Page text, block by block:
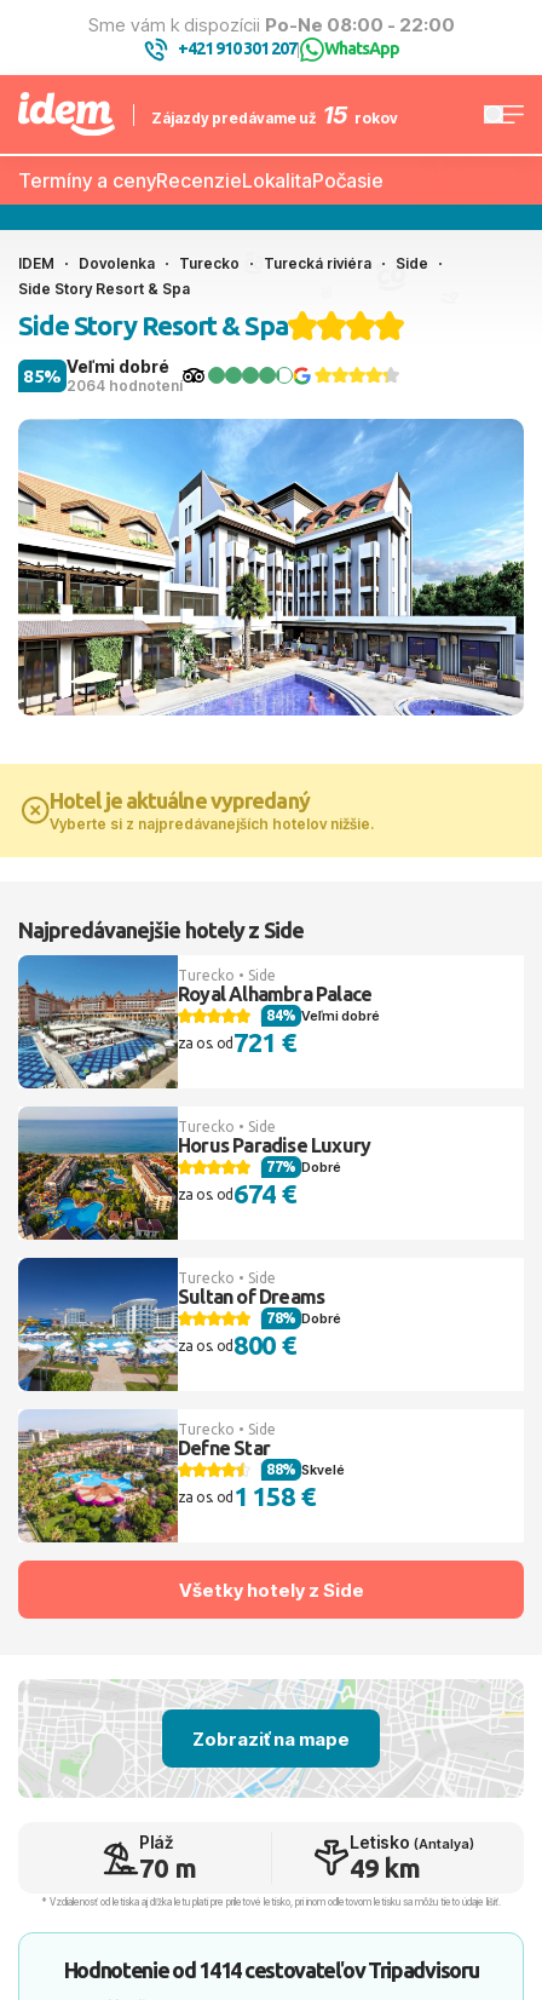
Sme vám k dispozícii Po-Ne 08:00 - 22:00
+421 910 301 207| WhatsApp
Zájazdy predávame už 15 rokov
Termíny a cenyRecenzieLokalitaPočasie
IDEM Dovolenka Turecko Turecká riviéra
Side
Side Story Resort & Spa
Side Story Resort & Spa
Veľmi dobré
2064 hodnotení
85%
Hotel je aktuálne vypredaný
Vyberte si z najpredávanejších hotelov nižšie.
Najpredávanejšie hotely z Side
Turecko • Side
Royal Alhambra Palace
Veľmi dobré
84%
za os. od 721 €
Turecko • Side
Horus Paradise Luxury
Dobré
77%
za os. od 674 €
Turecko • Side
Sultan of Dreams
Dobré
78%
za os. od 800 €
Turecko • Side
Defne Star
Skvelé
88%
za os. od 1 158 €
Všetky hotely z Side
Zobraziť na mape
Pláž
70 m
Letisko (Antalya)
49 km
* Vzdialenosť od letiska aj dľžka letu platí pre príletové letisko, pri inom odletovom letisku sa môžu tieto údaje líšiť.
Hodnotenie od 1414 cestovateľovTripadvisoru